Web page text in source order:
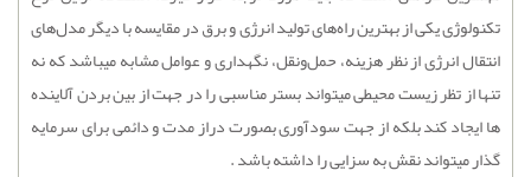
تکنولوژی یکی از بهترین راه‌های تولید انرژی و برق در مقایسه با دیگر مدل‌های
انتقال انرژی از نظر هزینه، حمل‌ونقل، نگهداری و عوامل مشابه میباشد که نه
تنها از تظر زیست محیطی میتواند بستر مناسبی را در جهت از بین بردن آلاینده
ها ایجاد کند بلکه از جهت سودآوری بصورت دراز مدت و دائمی برای سرمایه
گذار میتواند نقش به سزایی را داشته باشد .